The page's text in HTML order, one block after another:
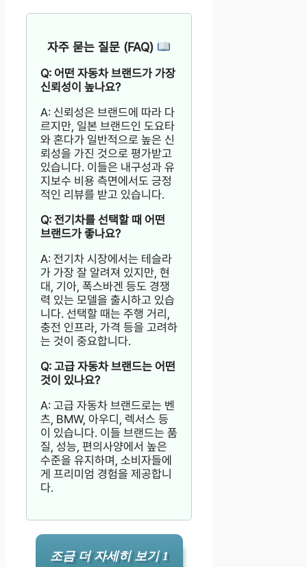
자주 묻는 질문 (FAQ)
Q: 어떤 자동차 브랜드가 가장
신뢰성이 높나요?
A: 신뢰성은 브랜드에 따라 다
르지만, 일본 브랜드인 도요타
와 혼다가 일반적으로 높은 신
뢰성을 가진 것으로 평가받고
있습니다. 이들은 내구성과 유
지보수 비용 측면에서도 긍정
적인 리뷰를 받고 있습니다.
Q: 전기차를 선택할 때 어떤
브랜드가 좋나요?
A: 전기차 시장에서는 테슬라
가 가장 잘 알려져 있지만, 현
대, 기아, 폭스바겐 등도 경쟁
력 있는 모델을 출시하고 있습
니다. 선택할 때는 주행 거리,
충전 인프라, 가격 등을 고려하
는 것이 중요합니다.
Q: 고급 자동차 브랜드는 어떤
것이 있나요?
A: 고급 자동차 브랜드로는 벤
츠, BMW, 아우디, 렉서스 등
이 있습니다. 이들 브랜드는 품
질, 성능, 편의사양에서 높은
수준을 유지하며, 소비자들에
게 프리미엄 경험을 제공합니
다.
조금 더 자세히 보기 1